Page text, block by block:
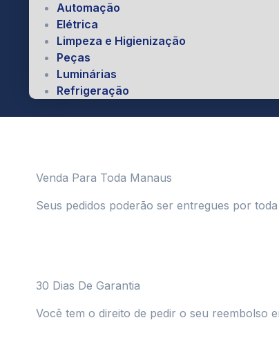
Automação
Elétrica
Limpeza e Higienização
Peças
Luminárias
Refrigeração
Venda Para Toda Manaus
Seus pedidos poderão ser entregues por
30 Dias De Garantia
Você tem o direito de pedir o seu reembolso